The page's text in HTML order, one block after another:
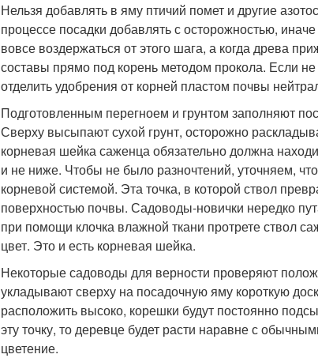
Нельзя добавлять в яму птичий помет и другие
процессе посадки добавлять с осторожностью,
вовсе воздержаться от этого шага, а когда древа
составы прямо под корень методом прокола. Если
отделить удобрения от корней пластом почвы
Подготовленным перегноем и грунтом заполняют
Сверху высыпают сухой грунт, осторожно
корневая шейка саженца обязательно должна
и не ниже. Чтобы не было разночтений, уточняем,
корневой системой. Эта точка, в которой ствол
поверхностью почвы. Садоводы-новички нередко
при помощи клочка влажной ткани протрете ствол
цвет. Это и есть корневая шейка.
Некоторые садоводы для верности проверяют
укладывают сверху на посадочную яму короткую
расположить высоко, корешки будут постоянно
эту точку, то деревце будет расти наравне с
цветение.